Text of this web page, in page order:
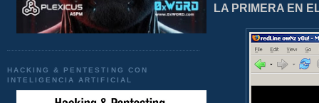
HACKING & PENTESTING CON
INTELIGENCIA ARTIFICIAL
LA PRIMERA EN